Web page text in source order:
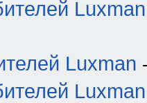
Luxman
Luxman
Luxman